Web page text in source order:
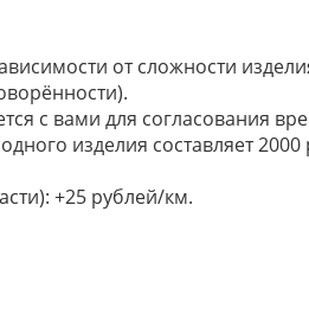
от сложности
с вами для согласования
изделия составляет
+25 рублей/км.